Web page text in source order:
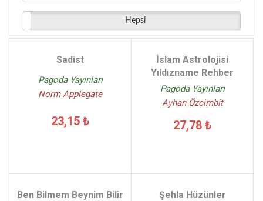
Tarık Dursun K. - (1)
Indra Sinha - (1)
Hepsi
Sadist
Pagoda Yayınları
Norm Applegate
23,15 ₺
İslam Astrolojisi
Yıldızname Rehber
Pagoda Yayınları
Ayhan Özcimbit
27,78 ₺
Ben Bilmem Beynim Bilir Şehla Hüzünler